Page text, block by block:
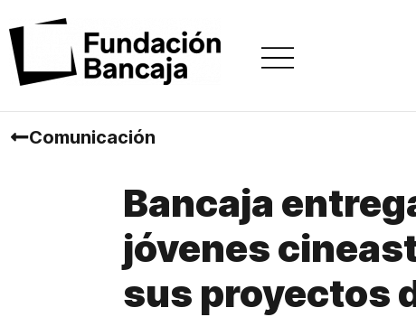
Comunicación
Bancaja
jóvenes
sus proyectos